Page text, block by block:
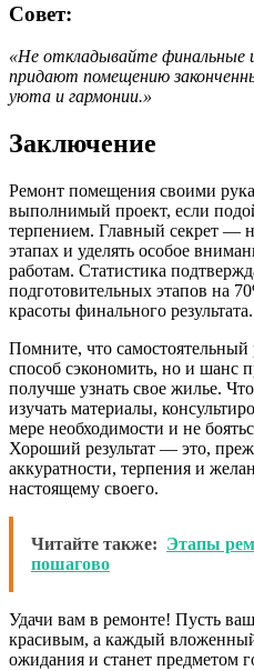
Совет:
«Не откладывайте
придают помещению
уюта и гармонии.»
Заключение
Ремонт помещения своими
выполнимый проект, если
терпением. Главный секрет —
этапах и уделять особое
работам. Статистика
подготовительных этапов на
красоты финального результата.
Помните, что
способ сэкономить, но и шанс
получше узнать свое жилье.
изучать материалы,
мере необходимости и не
Хороший результат — это,
аккуратности, терпения и
настоящему своего.
Читайте также: Этапы
пошагово
Удачи вам в ремонте! Пусть
красивым, а каждый
ожидания и станет предметом